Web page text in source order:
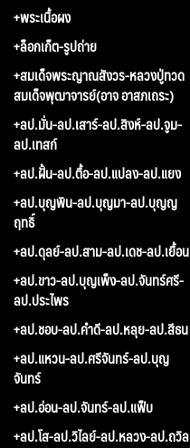
+พระเนื้อผง
+ล็อกเก็ต-รูปถ่าย
+สมเด็จพระญาณสังวร-หลวงปู่ทวด
สมเด็จพุฒาจารย์(อาจ อาสภเถระ)
+ลป.มั่น-ลป.เสาร์-ลป.สิงห์-ลป.จูม-
ลป.เทสก์
+ลป.ฝั้น-ลป.ตื้อ-ลป.แปลง-ลป.แยง
+ลป.บุญพิน-ลป.บุญมา-ลป.บุญญ
ฤทธิ์
+ลป.ดุลย์-ลป.สาม-ลป.เดช-ลป.เยื้อน
+ลป.ขาว-ลป.บุญเพ็ง-ลป.จันทร์ศรี-
ลป.ประไพร
+ลป.ชอบ-ลป.คำดี-ลป.หลุย-ลป.สีธน
+ลป.แหวน-ลป.ศรีจันทร์-ลป.บุญ
จันทร์
+ลป.อ่อน-ลป.จันทร์-ลป.แฟ็บ
+ลป.โส-ลป.วิไลย์-ลป.หลวง-ลป.ถวิล